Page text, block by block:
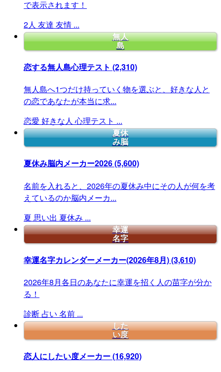
で表示されます！
2人 友達 友情 ...
無人
島
恋する無人島心理テスト (2,310)
無人島へ1つだけ持っていく物を選ぶと、好きな人と
の恋であなたが本当に求...
恋愛 好きな人 心理テスト ...
夏休
み脳
夏休み脳内メーカー2026(5,600)
名前を入れると、2026年の夏休み中にその人が何を考
えているのか脳内メーカ...
夏 思い出 夏休み ...
幸運
名字
幸運名字カレンダーメーカー(2026年8月)(3,610)
2026年8月各日のあなたに幸運を招く人の苗字が分か
る！
診断 占い 名前 ...
した
い度
恋人にしたい度メーカー(16,920)